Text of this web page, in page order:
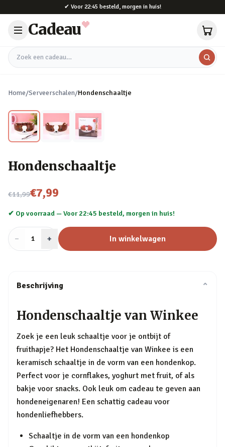
✔ Voor 22:45 besteld, morgen in huis!
Cadeau
Zoek een cadeau
Home/Serveerschalen/Hondenschaaltje
Hondenschaaltje
€11,99
Nu voor
€7,99
✔ Op voorraad —Voor 22:45 besteld, morgen in huis!
− Aantal
1 + In winkelwagen
Beschrijving ⌄
Hondenschaaltje van Winkee
Zoek je een leuk schaaltje voor je ontbijt of
fruithapje? Het Hondenschaaltje van Winkee is een
keramisch schaaltje in de vorm van een hondenkop.
Perfect voor je cornflakes, yoghurt met fruit, of als
bakje voor snacks. Ook leuk om cadeau te geven aan
hondeneigenaren! Een schattig cadeau voor
hondenliefhebbers.
Schaaltje in de vorm van een hondenkop